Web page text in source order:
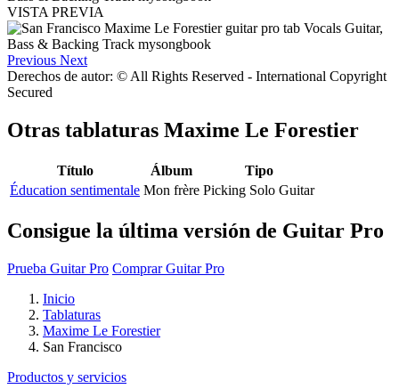
VISTA PREVIA
Previous Next
Derechos de autor: © All Rights Reserved - International Copyright
Secured
Otras tablaturas Maxime Le Forestier
Título Álbum
Tipo
Éducation sentimentale Mon frère Picking Solo Guitar
Consigue la última versión de Guitar Pro
Prueba Guitar Pro Comprar Guitar Pro
Inicio
Tablaturas
Maxime Le Forestier
San Francisco
Productos y servicios